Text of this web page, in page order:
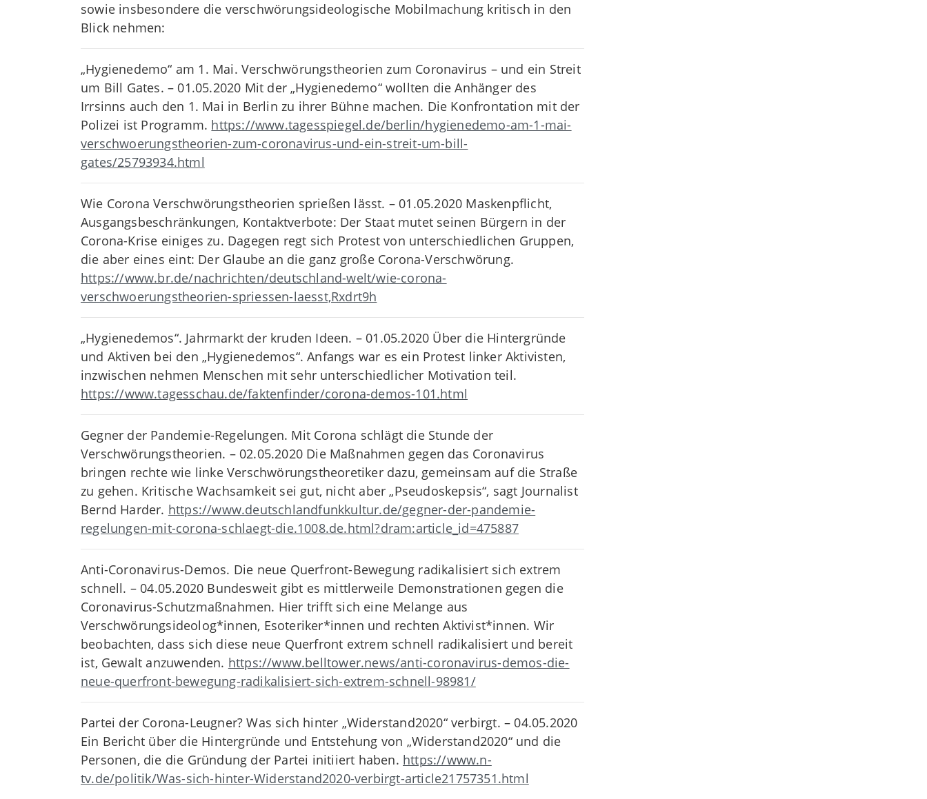
sowie insbesondere die verschwörungsideologische Mobilmachung kritisch in den
Blick nehmen:
„Hygienedemo“ am 1. Mai. Verschwörungstheorien zum Coronavirus – und ein Streit
um Bill Gates. – 01.05.2020 Mit der „Hygienedemo“ wollten die Anhänger des
Irrsinns auch den 1. Mai in Berlin zu ihrer Bühne machen. Die Konfrontation mit der
Polizei ist Programm. https://www.tagesspiegel.de/berlin/hygienedemo-am-1-mai-
verschwoerungstheorien-zum-coronavirus-und-ein-streit-um-bill-
gates/25793934.html
Wie Corona Verschwörungstheorien sprießen lässt. – 01.05.2020 Maskenpflicht,
Ausgangsbeschränkungen, Kontaktverbote: Der Staat mutet seinen Bürgern in der
Corona-Krise einiges zu. Dagegen regt sich Protest von unterschiedlichen Gruppen,
die aber eines eint: Der Glaube an die ganz große Corona-Verschwörung.
https://www.br.de/nachrichten/deutschland-welt/wie-corona-
verschwoerungstheorien-spriessen-laesst,Rxdrt9h
„Hygienedemos“. Jahrmarkt der kruden Ideen. – 01.05.2020 Über die Hintergründe
und Aktiven bei den „Hygienedemos“. Anfangs war es ein Protest linker Aktivisten,
inzwischen nehmen Menschen mit sehr unterschiedlicher Motivation teil.
https://www.tagesschau.de/faktenfinder/corona-demos-101.html
Gegner der Pandemie-Regelungen. Mit Corona schlägt die Stunde der
Verschwörungstheorien. – 02.05.2020 Die Maßnahmen gegen das Coronavirus
bringen rechte wie linke Verschwörungstheoretiker dazu, gemeinsam auf die Straße
zu gehen. Kritische Wachsamkeit sei gut, nicht aber „Pseudoskepsis“, sagt Journalist
Bernd Harder. https://www.deutschlandfunkkultur.de/gegner-der-pandemie-
regelungen-mit-corona-schlaegt-die.1008.de.html?dram:article_id=475887
Anti-Coronavirus-Demos. Die neue Querfront-Bewegung radikalisiert sich extrem
schnell. – 04.05.2020 Bundesweit gibt es mittlerweile Demonstrationen gegen die
Coronavirus-Schutzmaßnahmen. Hier trifft sich eine Melange aus
Verschwörungsideolog*innen, Esoteriker*innen und rechten Aktivist*innen. Wir
beobachten, dass sich diese neue Querfront extrem schnell radikalisiert und bereit
ist, Gewalt anzuwenden. https://www.belltower.news/anti-coronavirus-demos-die-
neue-querfront-bewegung-radikalisiert-sich-extrem-schnell-98981/
Partei der Corona-Leugner? Was sich hinter „Widerstand2020“ verbirgt. – 04.05.2020
Ein Bericht über die Hintergründe und Entstehung von „Widerstand2020“ und die
Personen, die die Gründung der Partei initiiert haben. https://www.n-
tv.de/politik/Was-sich-hinter-Widerstand2020-verbirgt-article21757351.html